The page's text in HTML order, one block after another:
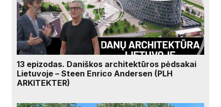
13 epizodas. Daniškos architektūros pėdsakai
Lietuvoje – Steen Enrico Andersen (PLH
ARKITEKTER)